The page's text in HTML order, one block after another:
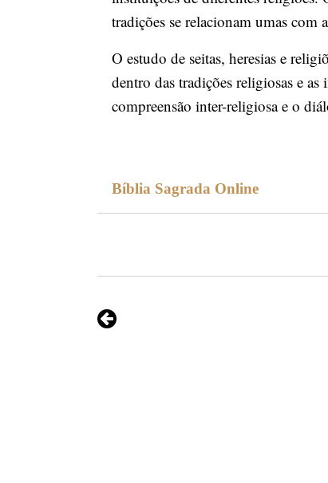
tradições se relacionam umas com
O estudo de seitas, heresias e
dentro das tradições religiosas e
compreensão inter-religiosa e o
Bíblia Sagrada Online